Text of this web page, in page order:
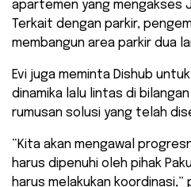
apartemen yang mengakses
Terkait dengan parkir,
membangun area parkir dua
Evi juga meminta Dishub
dinamika lalu lintas di
rumusan solusi yang telah
“Kita akan mengawal
harus dipenuhi oleh pihak
harus melakukan koordinasi,”